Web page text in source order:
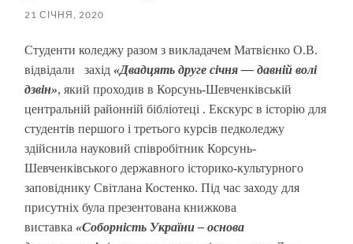
21 СІЧНЯ, 2020
Студенти коледжу разом з викладачем Матвієнко О.В.
відвідали захід«Двадцять друге січня — давній волі
дзвін», який проходив в Корсунь-Шевченківській
центральній районній бібліотеці . Екскурс в історію для
студентів першого і третього курсів педколеджу
здійснила науковий співробітник Корсунь-
Шевченківського державного історико-культурного
заповіднику Світлана Костенко. Під час заходу для
присутніх була презентована книжкова
виставка«Соборність України – основа